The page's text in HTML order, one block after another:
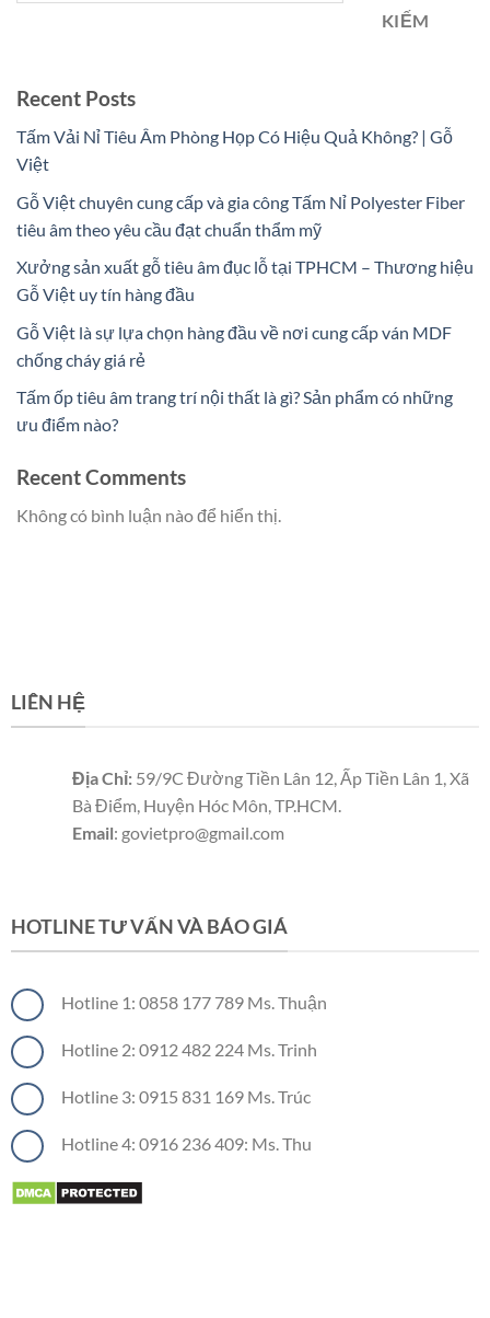
KIẾM
Recent Posts
Tấm Vải Nỉ Tiêu Âm Phòng Họp Có Hiệu Quả Không? | Gỗ
Việt
Gỗ Việt chuyên cung cấp và gia công Tấm Nỉ Polyester Fiber
tiêu âm theo yêu cầu đạt chuẩn thẩm mỹ
Xưởng sản xuất gỗ tiêu âm đục lỗ tại TPHCM – Thương hiệu
Gỗ Việt uy tín hàng đầu
Gỗ Việt là sự lựa chọn hàng đầu về nơi cung cấp ván MDF
chống cháy giá rẻ
Tấm ốp tiêu âm trang trí nội thất là gì? Sản phẩm có những
ưu điểm nào?
Recent Comments
Không có bình luận nào để hiển thị.
LIÊN HỆ
Địa Chỉ:59/9C Đường Tiền Lân 12, Ấp Tiền Lân 1, Xã
Bà Điểm, Huyện Hóc Môn, TP.HCM.
Email: govietpro@gmail.com
HOTLINE TƯ VẤN VÀ BÁO GIÁ
Hotline 1: 0858 177 789 Ms. Thuận
Hotline 2: 0912 482 224 Ms. Trinh
Hotline 3: 0915 831 169 Ms. Trúc
Hotline 4: 0916 236 409: Ms. Thu